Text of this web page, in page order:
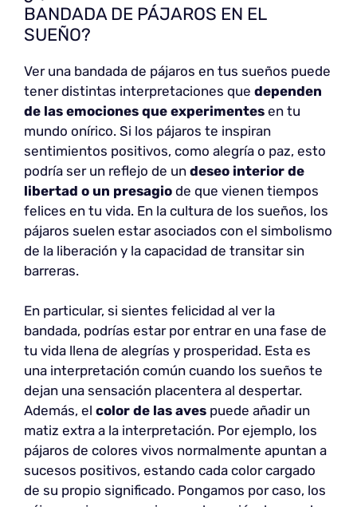
BANDADA DE PÁJAROS EN EL
SUEÑO?
Ver una bandada de pájaros en tus sueños puede
tener distintas interpretaciones que dependen
de las emociones que experimentes en tu
mundo onírico. Si los pájaros te inspiran
sentimientos positivos, como alegría o paz, esto
podría ser un reflejo de un deseo interior de
libertad o un presagio de que vienen tiempos
felices en tu vida. En la cultura de los sueños, los
pájaros suelen estar asociados con el simbolismo
de la liberación y la capacidad de transitar sin
barreras.
En particular, si sientes felicidad al ver la
bandada, podrías estar por entrar en una fase de
tu vida llena de alegrías y prosperidad. Esta es
una interpretación común cuando los sueños te
dejan una sensación placentera al despertar.
Además, el color de las aves puede añadir un
matiz extra a la interpretación. Por ejemplo, los
pájaros de colores vivos normalmente apuntan a
sucesos positivos, estando cada color cargado
de su propio significado. Pongamos por caso, los